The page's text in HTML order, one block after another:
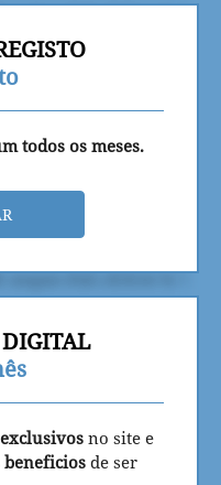
todos os meses.
no site e
beneficios de ser